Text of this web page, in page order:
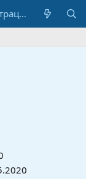
Регистрация